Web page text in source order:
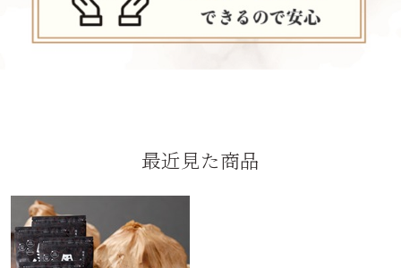
最近見た商品